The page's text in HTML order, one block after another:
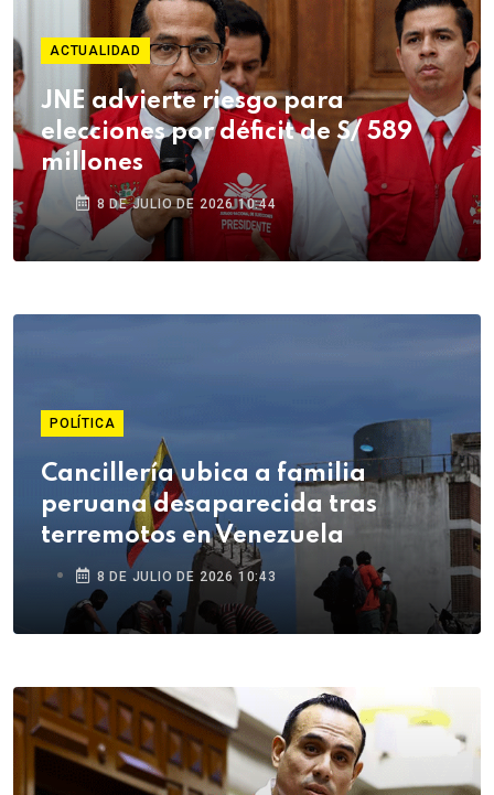
ACTUALIDAD
JNE advierte riesgo para
elecciones por déficit de S/ 589
millones
8 DE JULIO DE 2026 10:44
POLÍTICA
Cancillería ubica a familia
peruana desaparecida tras
terremotos en Venezuela
8 DE JULIO DE 2026 10:43